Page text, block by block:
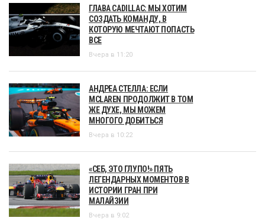
ГЛАВА CADILLAC: МЫ ХОТИМ
СОЗДАТЬ КОМАНДУ, В
КОТОРУЮ МЕЧТАЮТ ПОПАСТЬ
ВСЕ
Вчера в 11:20
АНДРЕА СТЕЛЛА: ЕСЛИ
MCLAREN ПРОДОЛЖИТ В ТОМ
ЖЕ ДУХЕ, МЫ МОЖЕМ
МНОГОГО ДОБИТЬСЯ
Вчера в 10:22
«СЕБ, ЭТО ГЛУПО!» ПЯТЬ
ЛЕГЕНДАРНЫХ МОМЕНТОВ В
ИСТОРИИ ГРАН ПРИ
МАЛАЙЗИИ
Вчера в 9:02